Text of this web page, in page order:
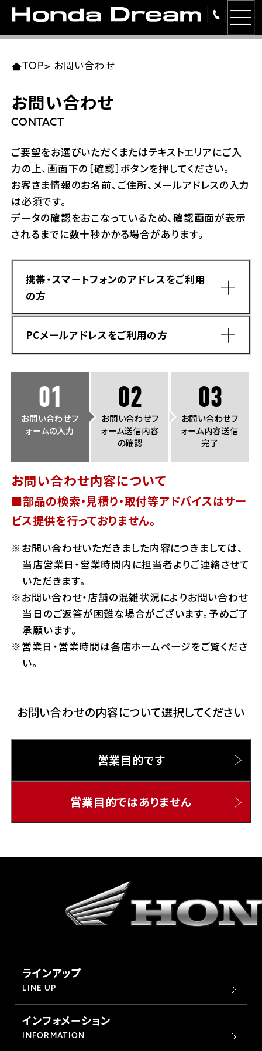
ラインアップ
安心のサービス
レンタルバイク
洋用品
イベント
お問い合わせ
TOP> お問い合わせ
お問い合わせ
CONTACT
ご要望をお選びいただくまたはテキストエリアにご入
力の上、画面下の［確認］ボタンを押してください。
お客さま情報のお名前、ご住所、メールアドレスの入力
は必須です。
データの確認をおこなっているため、確認画面が表示
されるまでに数十秒かかる場合があります。
携帯・スマートフォンのアドレスをご利用
の方
ドメイン指定受信手順
PCメールアドレスをご利用の方
Yahoo!メールをご利用の方
Hotmailをご利用の方
Gmailをご利用の方
01
お問い合わせフ
ォームの入力
02
お問い合わせフ
ォーム送信内容
の確認
03
お問い合わせフ
ォーム内容送信
完了
お問い合わせ内容について
■部品の検索・見積り・取付等アドバイスはサー
ビス提供を行っておりません。
お問い合わせいただきました内容につきましては、
当店営業日・営業時間内に担当者よりご連絡させて
いただきます。
お問い合わせ・店舗の混雑状況によりお問い合わせ
当日のご返答が困難な場合がございます。予めご了
承願います。
営業日・営業時間は各店ホームページをご覧くださ
い。
お問い合わせの内容について選択してください
営業目的です
営業目的ではありません
ラインアップ
LINE UP
インフォメーション
INFORMATION
東北エリア 店舗一覧
岩手県
宮城県
ホンダドリーム 仙台泉
福島県
関東エリア 店舗一覧
東京都
ホンダドリーム 西東京
ホンダドリーム 練馬
ホンダドリーム 板橋
ホンダドリーム 大田
ホンダドリーム 立川
ホンダドリーム 磯子
ホンダドリーム 横浜都筑
ホンダドリーム 横浜旭
ホンダドリーム 川崎宮前
千葉県
ホンダドリーム 船橋
ホンダドリーム 松戸
埼玉県
ホンダドリーム 鴻巣
ホンダドリーム 狭山
ホンダドリーム 東浦和
ホンダドリーム 新座
茨城県
中部エリア 店舗一覧
愛知県
ホンダドリーム 名古屋南
ホンダドリーム 小牧
ホンダドリーム 名古屋東
ホンダドリーム 豊橋
ホンダドリーム 名古屋上小田井
ホンダドリーム 岐阜
近畿エリア 店舗一覧
大阪府
ホンダドリーム 箕面
ホンダドリーム 藤井寺
ホンダドリーム 東淀川
京都府
ホンダドリーム 京都伏見
ホンダドリーム 京都北山
ホンダドリーム 神戸灘
ホンダドリーム 尼崎
ホンダドリーム 姫路
ホンダドリーム 西宮甲子園
奈良県
ホンダドリーム 奈良
中国・四国エリア 店舗一覧
岡山県
広島県
ホンダドリーム 広島
徳島県
ホンダドリーム 高松
九州エリア 店舗一覧
福岡県
ホンダドリーム 福岡東
ホンダドリーム 久留米
ホンダドリーム 福岡春日
熊本県
ホンダドリーム 熊本